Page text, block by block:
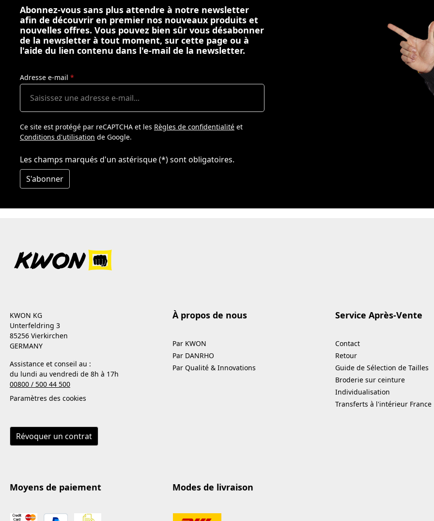
Abonnez-vous sans plus attendre à notre newsletter
afin de découvrir en premier nos nouveaux produits et
nouvelles offres. Vous pouvez bien sûr vous désabonner
de la newsletter à tout moment, sur cette page ou à
l'aide du lien contenu dans l'e-mail de la newsletter.
Adresse e-mail *
Ce site est protégé par reCAPTCHA et les Règles de confidentialité et
Conditions d'utilisation de Google.
Les champs marqués d'un astérisque (*) sont obligatoires.
S'abonner
KWON KG
Unterfeldring 3
85256 Vierkirchen
GERMANY
Assistance et conseil au :
du lundi au vendredi de 8h à 17h
00800 / 500 44 500
Paramètres des cookies
Révoquer un contrat
À propos de nous
Par KWON
Par DANRHO
Par Qualité & Innovations
Service Après-Vente
Contact
Retour
Guide de Sélection de Tailles
Broderie sur ceinture
Individualisation
Transferts à l'intérieur France
Moyens de paiement Modes de livraison